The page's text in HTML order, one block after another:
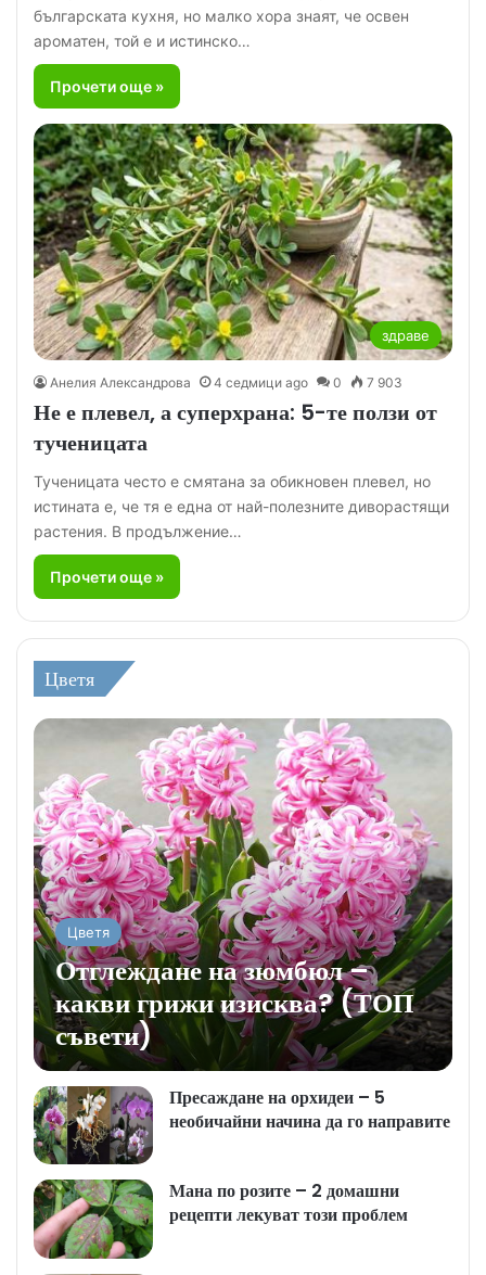
българската кухня, но малко хора знаят, че освен
ароматен, той е и истинско…
Прочети още »
здраве
Анелия Александрова 4 седмици ago 0 7 903
Не е плевел, а суперхрана: 5-те ползи от
тученицата
Тученицата често е смятана за обикновен плевел, но
истината е, че тя е една от най-полезните диворастящи
растения. В продължение…
Прочети още »
Цветя
Цветя
Отглеждане на зюмбюл –
какви грижи изисква? (ТОП
съвети)
Пресаждане на орхидеи – 5
необичайни начина да го направите
Мана по розите – 2 домашни
рецепти лекуват този проблем